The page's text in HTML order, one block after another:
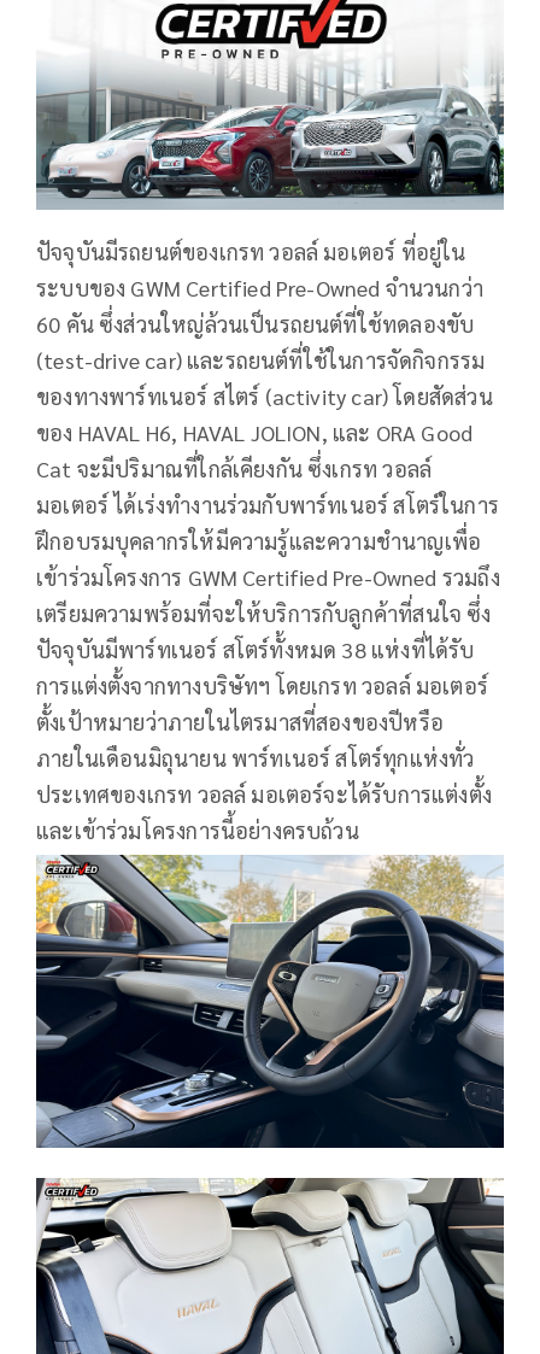
ปัจจุบันมีรถยนต์ของเกรท วอลล์ มอเตอร์ ที่อยู่ใน
ระบบของ GWM Certified Pre-Owned จำนวนกว่า
60 คัน ซึ่งส่วนใหญ่ล้วนเป็นรถยนต์ที่ใช้ทดลองขับ
(test-drive car) และรถยนต์ที่ใช้ในการจัดกิจกรรม
ของทางพาร์ทเนอร์ สไตร์ (activity car) โดยสัดส่วน
ของ HAVAL H6, HAVAL JOLION, และ ORA Good
Cat จะมีปริมาณที่ใกล้เคียงกัน ซึ่งเกรท วอลล์
มอเตอร์ ได้เร่งทำงานร่วมกับพาร์ทเนอร์ สโตร์ในการ
ฝึกอบรมบุคลากรให้มีความรู้และความชำนาญเพื่อ
เข้าร่วมโครงการ GWM Certified Pre-Owned รวมถึง
เตรียมความพร้อมที่จะให้บริการกับลูกค้าที่สนใจ ซึ่ง
ปัจจุบันมีพาร์ทเนอร์ สโตร์ทั้งหมด 38 แห่งที่ได้รับ
การแต่งตั้งจากทางบริษัทฯ โดยเกรท วอลล์ มอเตอร์
ตั้งเป้าหมายว่าภายในไตรมาสที่สองของปีหรือ
ภายในเดือนมิถุนายน พาร์ทเนอร์ สโตร์ทุกแห่งทั่ว
ประเทศของเกรท วอลล์ มอเตอร์จะได้รับการแต่งตั้ง
และเข้าร่วมโครงการนี้อย่างครบถ้วน